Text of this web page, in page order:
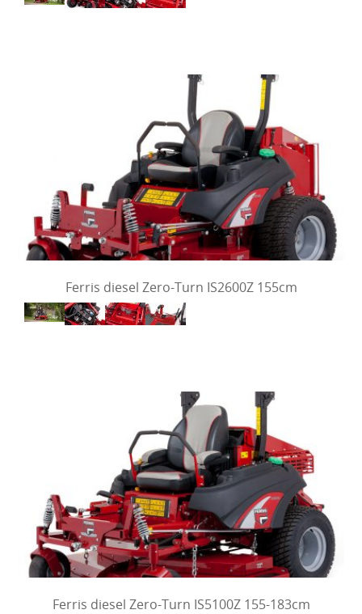
Ferris diesel Zero-Turn IS2600Z 155cm
Ferris diesel Zero-Turn IS5100Z 155-183cm